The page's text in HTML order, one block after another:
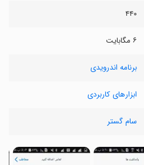
۴۴۰
۶ مگابایت
برنامه اندرویدی
ابزارهای کاربردی
سام گستر